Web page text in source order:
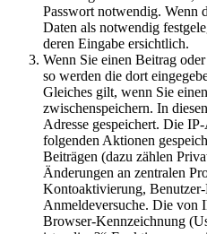
Passwort notwendig. Wenn
Daten als notwendig
deren Eingabe ersichtlich.
Wenn Sie einen Beitrag
so werden die dort
Gleiches gilt, wenn Sie
zwischenspeichern. In
Adresse gespeichert. Die
folgenden Aktionen
Beiträgen (dazu zählen
Änderungen an zentralen
Kontoaktivierung, Benutzer-
Anmeldeversuche. Die von
Browser-Kennzeichnung